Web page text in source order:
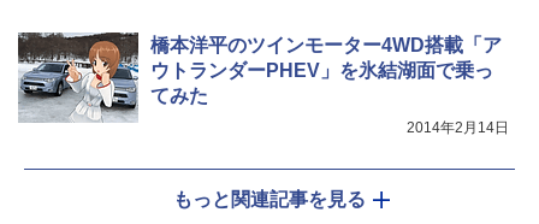
橋本洋平のツインモーター4WD搭載「ア
ウトランダーPHEV」を氷結湖面で乗っ
てみた
2014年2月14日
もっと関連記事を見る